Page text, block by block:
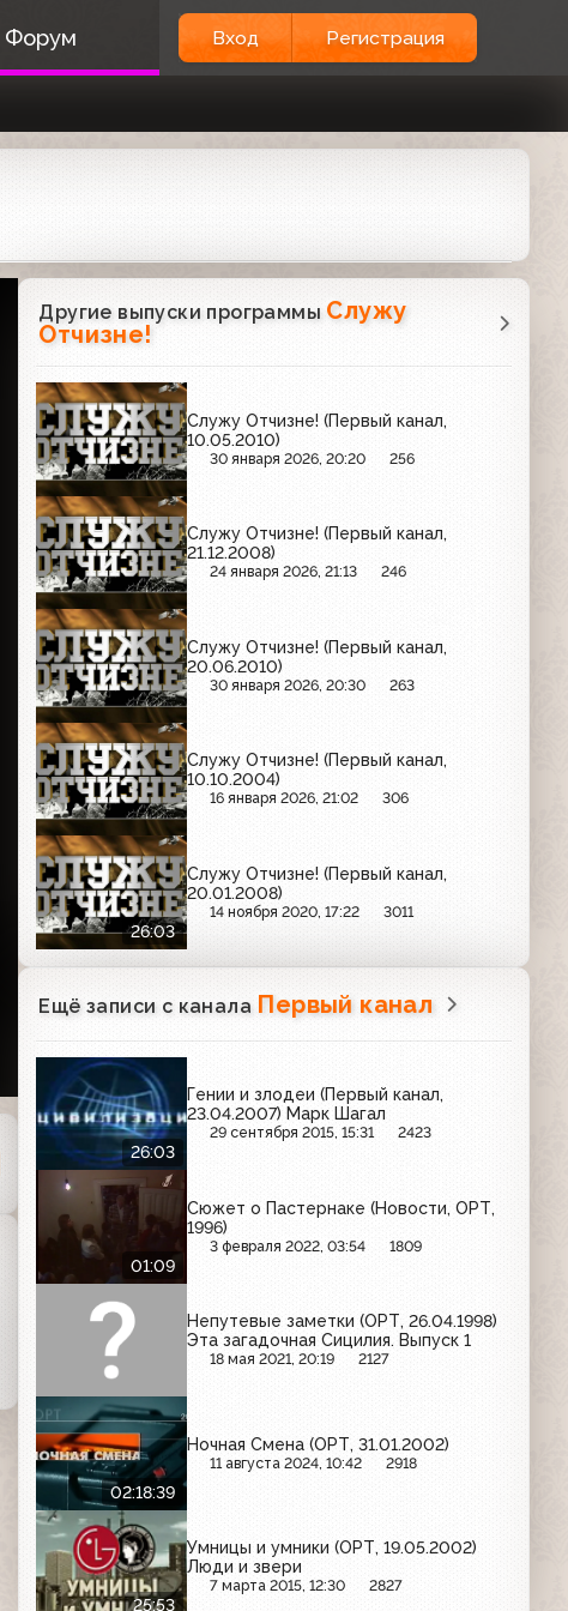
Форум Вход Регистрация
Другие выпуски программы Служу
Отчизне!
Служу Отчизне! (Первый канал,
10.05.2010)
30 января 2026, 20:20 256
Служу Отчизне! (Первый канал,
21.12.2008)
24 января 2026, 21:13 246
Служу Отчизне! (Первый канал,
20.06.2010)
30 января 2026, 20:30 263
Служу Отчизне! (Первый канал,
10.10.2004)
16 января 2026, 21:02 306
26:03
Служу Отчизне! (Первый канал,
20.01.2008)
14 ноября 2020, 17:22 3011
Ещё записи с канала Первый канал
26:03
Гении и злодеи (Первый канал,
23.04.2007) Марк Шагал
29 сентября 2015, 15:31 2423
01:09
Сюжет о Пастернаке (Новости, ОРТ,
1996)
3 февраля 2022, 03:54 1809
Непутевые заметки (ОРТ, 26.04.1998)
Эта загадочная Сицилия. Выпуск 1
18 мая 2021, 20:19 2127
02:18:39
Ночная Смена (ОРТ, 31.01.2002)
11 августа 2024, 10:42 2918
25:53
Умницы и умники (ОРТ, 19.05.2002)
Люди и звери
7 марта 2015, 12:30 2827